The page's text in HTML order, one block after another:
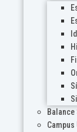
Balance